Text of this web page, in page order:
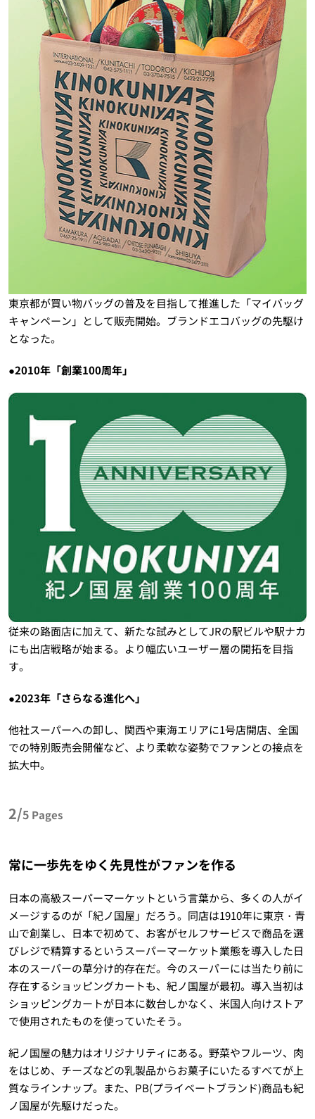
東京都が買い物バッグの普及を目指して推進した「マイバッグ
キャンペーン」として販売開始。ブランドエコバッグの先駆け
となった。
●2010年「創業100周年」
従来の路面店に加えて、新たな試みとしてJRの駅ビルや駅ナカ
にも出店戦略が始まる。より幅広いユーザー層の開拓を目指
す。
●2023年「さらなる進化へ」
他社スーパーへの卸し、関西や東海エリアに1号店開店、全国
での特別販売会開催など、より柔軟な姿勢でファンとの接点を
拡大中。
2/5 Pages
常に一歩先をゆく先見性がファンを作る
日本の高級スーパーマーケットという言葉から、多くの人がイ
メージするのが「紀ノ国屋」だろう。同店は1910年に東京・青
山で創業し、日本で初めて、お客がセルフサービスで商品を選
びレジで精算するというスーパーマーケット業態を導入した日
本のスーパーの草分け的存在だ。今のスーパーには当たり前に
存在するショッピングカートも、紀ノ国屋が最初。導入当初は
ショッピングカートが日本に数台しかなく、米国人向けストア
で使用されたものを使っていたそう。
紀ノ国屋の魅力はオリジナリティにある。野菜やフルーツ、肉
をはじめ、チーズなどの乳製品からお菓子にいたるすべてが上
質なラインナップ。また、PB(プライベートブランド)商品も紀
ノ国屋が先駆けだった。